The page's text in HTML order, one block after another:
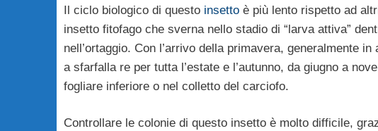
Il ciclo biologico di questo insettoè più lento rispetto ad
insetto fitofago che sverna nello stadio di “larva attiva”
nell’ortaggio. Con l’arrivo della primavera, generalmente
a sfarfalla re per tutta l’estate e l’autunno, da giugno a
fogliare inferiore o nel colletto del carciofo.
Controllare le colonie di questo insetto è molto difficile,